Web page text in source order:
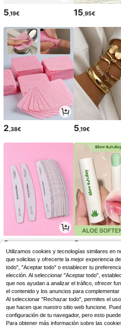
5 ,19€ 15 ,95€
2 ,38€ 5 ,19€
2 3
Utilizamos cookies y tecnologías similares en
que solicitas y ofrecerte la mejor experiencia
todo", "Aceptar todo" o establecer tu
elección. Al seleccionar "Aceptar todo",
que nos ayudan a analizar el tráfico, ofrecer
el contenido y los anuncios para
Al seleccionar "Rechazar todo", permites el
que hacen que nuestro sitio web funcione.
configuración de tu navegador, pero esto
Para obtener más información sobre las